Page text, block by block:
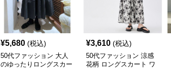
¥5,680 (税込)
50代ファッション 大人
のゆったりロングスカー
¥3,610 (税込)
50代ファッション 涼感
花柄 ロングスカート ワ